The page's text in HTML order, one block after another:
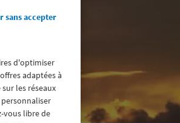
d'optimiser
adaptées à
les réseaux
vous libre de
sans accepter